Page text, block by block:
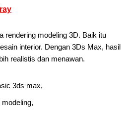
rendering modeling 3D. Baik itu
interior. Dengan 3Ds Max, hasil
realistis dan menawan.
3ds max,